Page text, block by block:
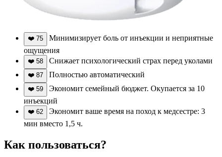
❤️ 75
Минимизирует боль от инъекции и неприятные
ощущения
❤️ 58 Снижает психологический страх перед уколами
❤️ 87 Полностью автоматический
❤️ 59
Экономит семейный бюджет. Окупается за 10
инъекций
❤️ 62
Экономит ваше время на поход к медсестре: 3
мин вместо 1,5 ч.
Как пользоваться?